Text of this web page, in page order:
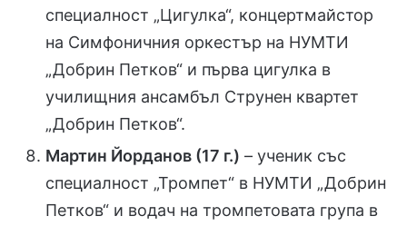
специалност „Цигулка“, концертмайстор
на Симфоничния оркестър на НУМТИ
„Добрин Петков“ и първа цигулка в
училищния ансамбъл Струнен квартет
„Добрин Петков“.
Мартин Йорданов (17 г.) – ученик със
специалност „Тромпет“ в НУМТИ „Добрин
Петков“ и водач на тромпетовата група в